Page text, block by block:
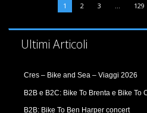
1 2 3 129
Ultimi Articoli
Cres – Bike and Sea – Viaggi 2026
B2B e B2C: Bike To Brenta e Bike To
B2B: Bike To Ben Harper concert